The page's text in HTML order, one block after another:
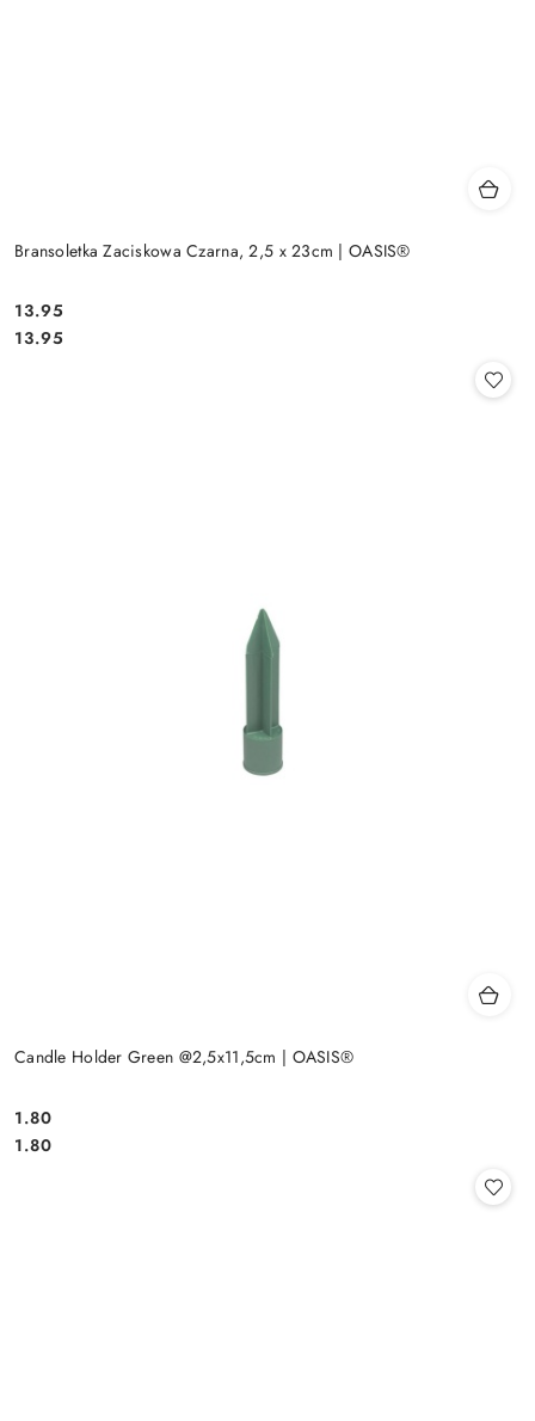
Bransoletka Zaciskowa Czarna, 2,5 x 23cm | OASIS®
Cena:
13.95
Cena:
13.95
Candle Holder Green @2,5x11,5cm | OASIS®
Cena:
1.80
Cena:
1.80